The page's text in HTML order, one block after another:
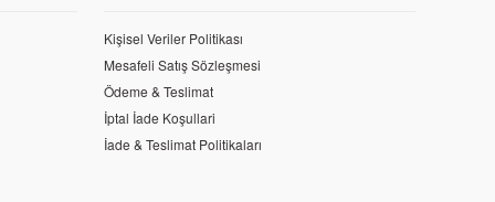
Kişisel Veriler Politikası
Mesafeli Satış Sözleşmesi
Ödeme & Teslimat
İptal İade Koşullari
İade & Teslimat Politikaları